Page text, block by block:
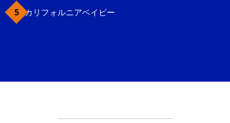
カリフォルニアベイビー